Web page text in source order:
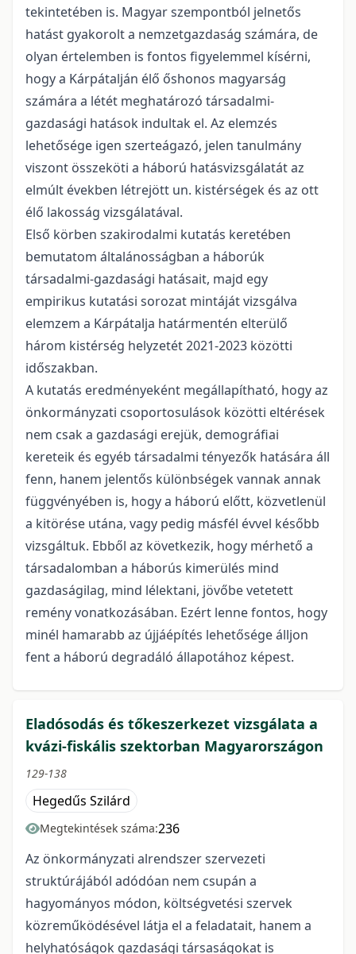
tekintetében is. Magyar szempontból jelnetős
hatást gyakorolt a nemzetgazdaság számára, de
olyan értelemben is fontos figyelemmel kísérni,
hogy a Kárpátalján élő őshonos magyarság
számára a létét meghatározó társadalmi-
gazdasági hatások indultak el. Az elemzés
lehetősége igen szerteágazó, jelen tanulmány
viszont összeköti a háború hatásvizsgálatát az
elmúlt években létrejött un. kistérségek és az ott
élő lakosság vizsgálatával.
Első körben szakirodalmi kutatás keretében
bemutatom általánosságban a háborúk
társadalmi-gazdasági hatásait, majd egy
empirikus kutatási sorozat mintáját vizsgálva
elemzem a Kárpátalja határmentén elterülő
három kistérség helyzetét 2021-2023 közötti
időszakban.
A kutatás eredményeként megállapítható, hogy az
önkormányzati csoportosulások közötti eltérések
nem csak a gazdasági erejük, demográfiai
kereteik és egyéb társadalmi tényezők hatására áll
fenn, hanem jelentős különbségek vannak annak
függvényében is, hogy a háború előtt, közvetlenül
a kitörése utána, vagy pedig másfél évvel később
vizsgáltuk. Ebből az következik, hogy mérhető a
társadalomban a háborús kimerülés mind
gazdaságilag, mind lélektani, jövőbe vetetett
remény vonatkozásában. Ezért lenne fontos, hogy
minél hamarabb az újjáépítés lehetősége álljon
fent a háború degradáló állapotához képest.
Eladósodás és tőkeszerkezet vizsgálata a
kvázi-fiskális szektorban Magyarországon
129-138
Hegedűs Szilárd
Megtekintések száma:236
Az önkormányzati alrendszer szervezeti
struktúrájából adódóan nem csupán a
hagyományos módon, költségvetési szervek
közreműködésével látja el a feladatait, hanem a
helyhatóságok gazdasági társaságokat is